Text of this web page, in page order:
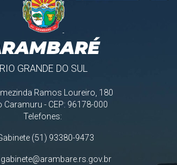
RIO GRANDE DO SUL
Ramos Loureiro, 180
Caramuru - CEP: 96178-000
Telefones:
(51) 93380-9473
gabinete@arambare.rs.gov.br